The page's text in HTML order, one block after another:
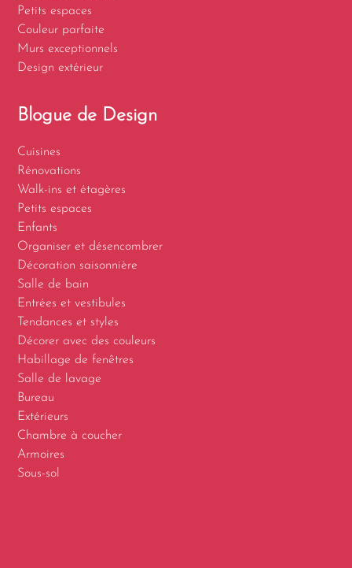
Petits espaces
Couleur parfaite
Murs exceptionnels
Design extérieur
Blogue de Design
Cuisines
Rénovations
Walk-ins et étagères
Petits espaces
Enfants
Organiser et désencombrer
Décoration saisonnière
Salle de bain
Entrées et vestibules
Tendances et styles
Décorer avec des couleurs
Habillage de fenêtres
Salle de lavage
Bureau
Extérieurs
Chambre à coucher
Armoires
Sous-sol